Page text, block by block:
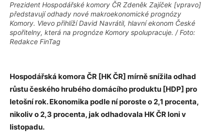
Prezident Hospodářské komory ČR Zdeněk Zajíček [vpravo]
představují odhady nové makroekonomické prognózy
Komory. Vlevo přihlíží David Navrátil, hlavní ekonom České
spořitelny, která na prognóze Komory spolupracuje. / Foto:
Redakce FinTag
Hospodářská komora ČR [HK ČR] mírně snížila odhad
růstu českého hrubého domácího produktu [HDP] pro
letošní rok. Ekonomika podle ní poroste o 2,1 procenta,
nikoliv o 2,3 procenta, jak odhadovala HK ČR loni v
listopadu.